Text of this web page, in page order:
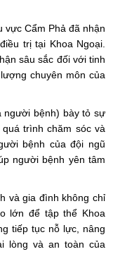
vực Cẩm Phả đã nhận
trị tại Khoa Ngoại.
sâu sắc đối với tinh
chuyên môn của
người bệnh) bày tỏ sự
trình chăm sóc và
bệnh của đội ngũ
người bệnh yên tâm
và gia đình không chỉ
lớn để tập thể Khoa
tiếp tục nỗ lực, nâng
lòng và an toàn của